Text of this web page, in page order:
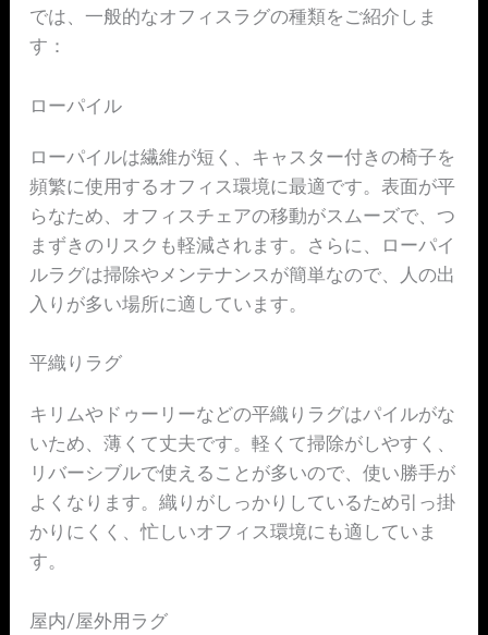
では、一般的なオフィスラグの種類をご紹介しま
す：
ローパイル
ローパイルは繊維が短く、キャスター付きの椅子を
頻繁に使用するオフィス環境に最適です。表面が平
らなため、オフィスチェアの移動がスムーズで、つ
まずきのリスクも軽減されます。さらに、ローパイ
ルラグは掃除やメンテナンスが簡単なので、人の出
入りが多い場所に適しています。
平織りラグ
キリムやドゥーリーなどの平織りラグはパイルがな
いため、薄くて丈夫です。軽くて掃除がしやすく、
リバーシブルで使えることが多いので、使い勝手が
よくなります。織りがしっかりしているため引っ掛
かりにくく、忙しいオフィス環境にも適していま
す。
屋内/屋外用ラグ